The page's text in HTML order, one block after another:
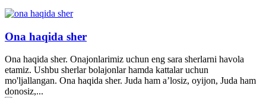
Ona haqida sher
Ona haqida sher. Onajonlarimiz uchun eng sara sherlarni havola
etamiz. Ushbu sherlar bolajonlar hamda kattalar uchun
mo'ljallangan. Ona haqida sher. Juda ham a’losiz, oyijon, Juda ham
donosiz,...